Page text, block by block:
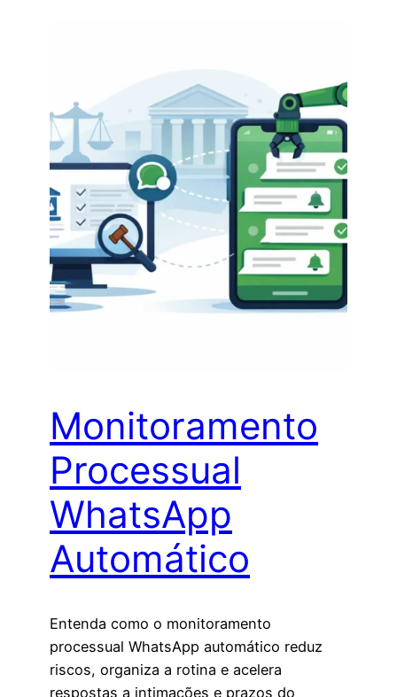
Monitoramento
Processual
WhatsApp
Automático
Entenda como o monitoramento
processual WhatsApp automático reduz
riscos, organiza a rotina e acelera
respostas a intimações e prazos do